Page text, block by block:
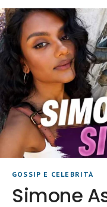
GOSSIP E CELEBRITÀ
Simone